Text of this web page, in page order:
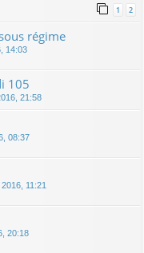
1 2
régime
14:03
105
21:58
08:37
11:21
20:18